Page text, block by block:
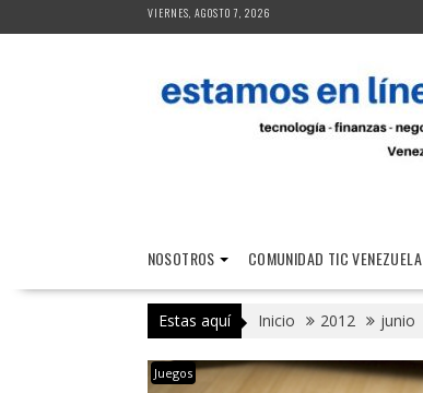
al
VIERNES, AGOSTO 7, 2026
NOSOTROS COMUNIDAD TIC VENEZUELA
Estas aquí Inicio 2012 junio
Juegos